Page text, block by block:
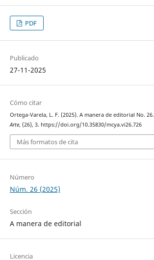
PDF
Publicado
27-11-2025
Cómo citar
Ortega-Varela, L. F. (2025). A manera de editorial No. 26.
Arte, (26), 3. https://doi.org/10.35830/mcya.vi26.726
Más formatos de cita
Número
Núm. 26 (2025)
Sección
A manera de editorial
Licencia